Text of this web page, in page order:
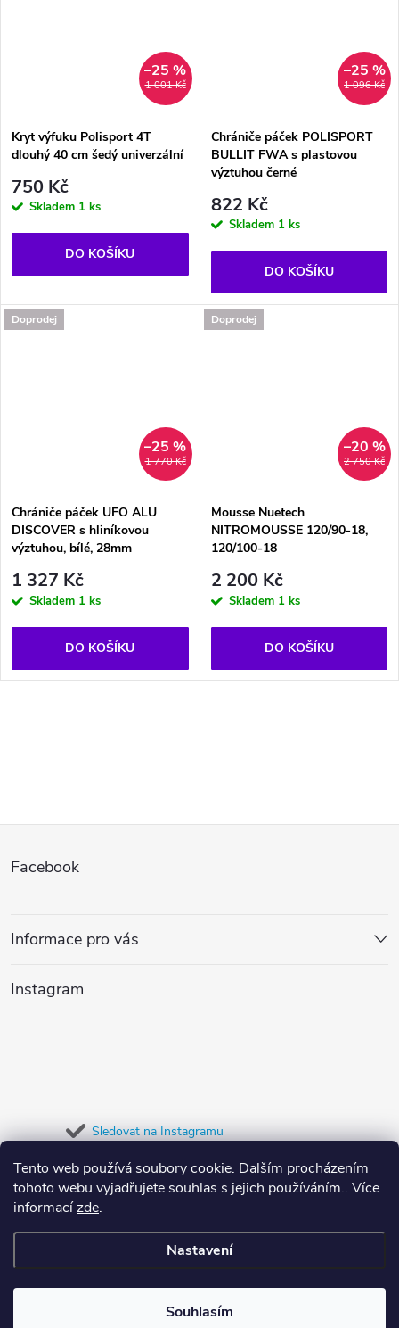
Tento web používá soubory cookie. Dalším procházením
tohoto webu vyjadřujete souhlas s jejich používáním.. Více
informacízde.
Nastavení
Souhlasím
1 001 Kč
–25 %
Kryt výfuku Polisport 4T
dlouhý 40 cm šedý univerzální
750 Kč
Skladem 1 ks
DO KOŠÍKU
1 096 Kč
–25 %
Chrániče páček POLISPORT
BULLIT FWA s plastovou
výztuhou černé
822 Kč
Skladem 1 ks
DO KOŠÍKU
Doprodej
1 770 Kč
–25 %
Chrániče páček UFO ALU
DISCOVER s hliníkovou
výztuhou, bílé, 28mm
1 327 Kč
Skladem 1 ks
DO KOŠÍKU
Doprodej
2 750 Kč
–20 %
Mousse Nuetech
NITROMOUSSE 120/90-18,
120/100-18
2 200 Kč
Skladem 1 ks
DO KOŠÍKU
d
c
í
k
y
v
ý
p
p
a
Facebook
Informace pro vás
Instagram
Sledovat na Instagramu
Přijímáme online platby
Copyright 2026Dypree. Všechna práva vyhrazena.